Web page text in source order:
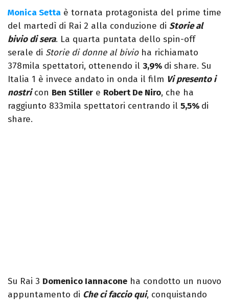
Monica Setta è tornata protagonista del prime time
del martedì di Rai 2 alla conduzione di Storie al
bivio di sera. La quarta puntata dello spin-off
serale di Storie di donne al bivio ha richiamato
378mila spettatori, ottenendo il 3,9% di share. Su
Italia 1 è invece andato in onda il film Vi presento i
nostricon Ben Stiller e Robert De Niro, che ha
raggiunto 833mila spettatori centrando il 5,5% di
share.
Su Rai 3 Domenico Iannacone ha condotto un nuovo
appuntamento di Che ci faccio qui, conquistando